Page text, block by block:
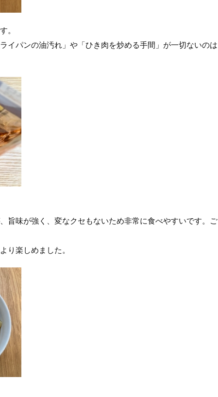
。
イパンの油汚れ」や「ひき肉を炒める手間」が一切ないのは
旨味が強く、変なクセもないため非常に食べやすいです。ご
り楽しめました。